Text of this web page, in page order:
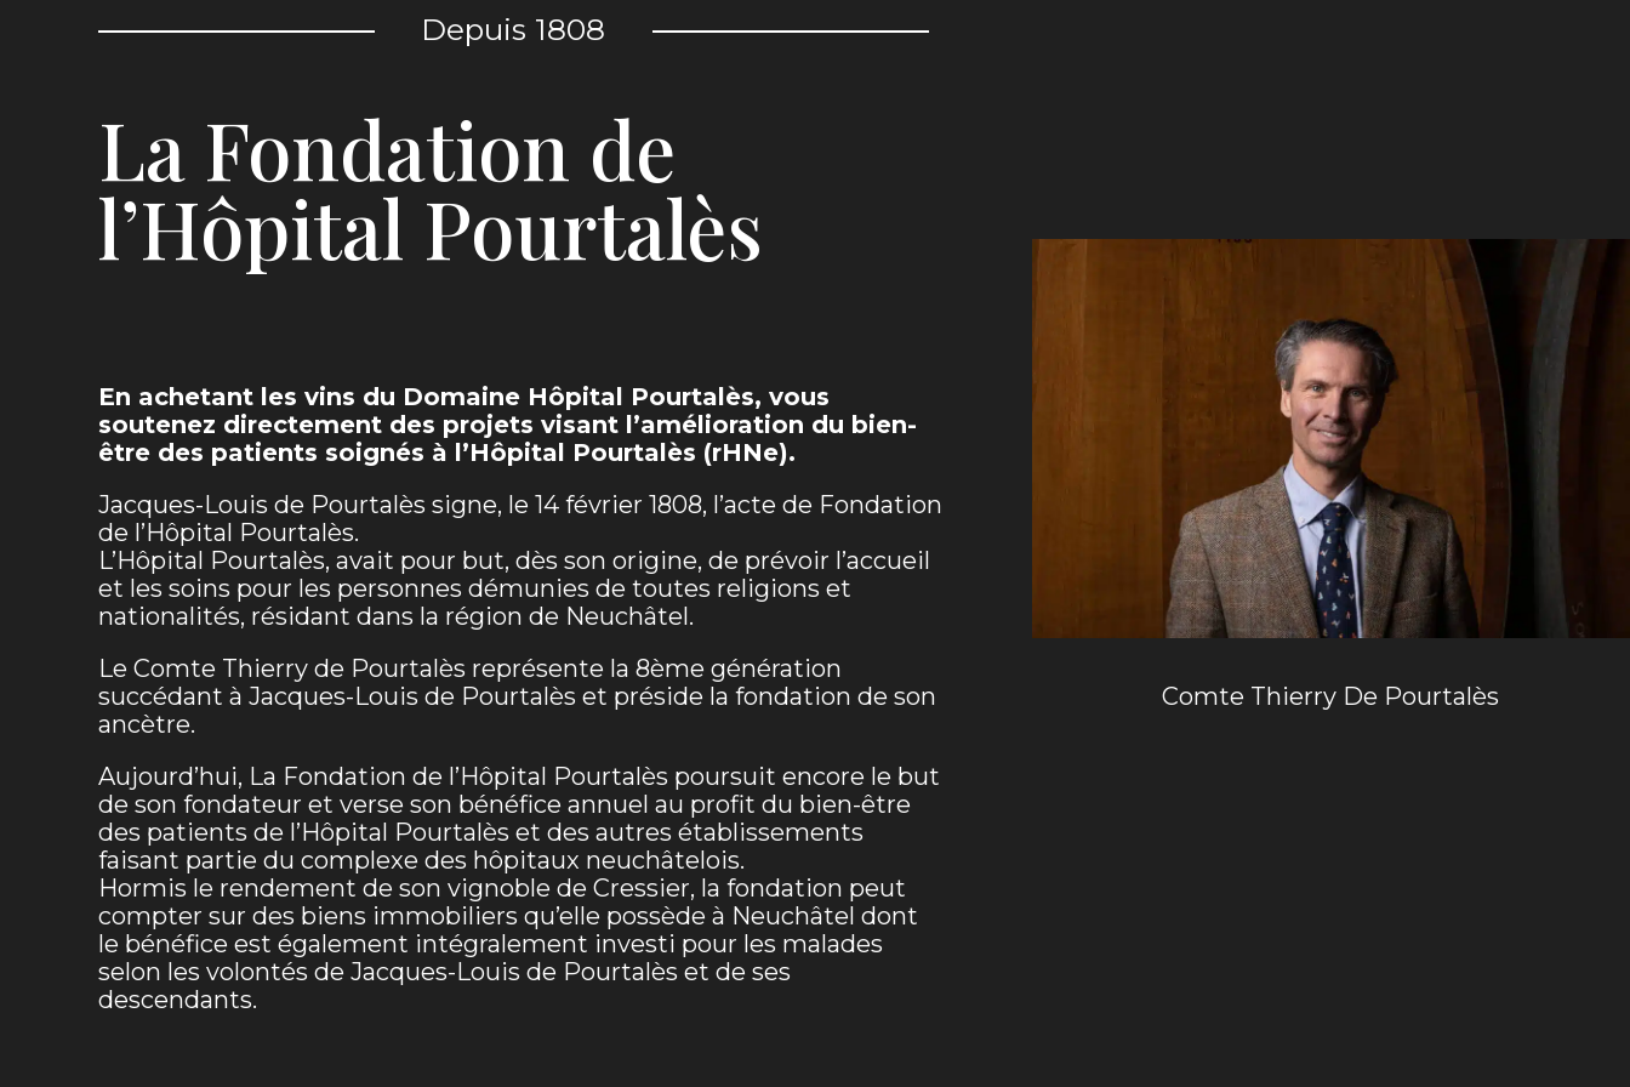
Depuis 1808
La Fondation de
l’Hôpital Pourtalès
En achetant les vins du Domaine Hôpital Pourtalès, vous
soutenez directement des projets visant l’amélioration du bien-
être des patients soignés à l’Hôpital Pourtalès (rHNe).
Jacques-Louis de Pourtalès signe, le 14 février 1808, l’acte de Fondation
de l’Hôpital Pourtalès.
L’Hôpital Pourtalès, avait pour but, dès son origine, de prévoir l’accueil
et les soins pour les personnes démunies de toutes religions et
nationalités, résidant dans la région de Neuchâtel.
Le Comte Thierry de Pourtalès représente la 8ème génération
succédant à Jacques-Louis de Pourtalès et préside la fondation de son
ancètre.
Aujourd’hui, La Fondation de l’Hôpital Pourtalès poursuit encore le but
de son fondateur et verse son bénéfice annuel au profit du bien-être
des patients de l’Hôpital Pourtalès et des autres établissements
faisant partie du complexe des hôpitaux neuchâtelois.
Hormis le rendement de son vignoble de Cressier, la fondation peut
compter sur des biens immobiliers qu’elle possède à Neuchâtel dont
le bénéfice est également intégralement investi pour les malades
selon les volontés de Jacques-Louis de Pourtalès et de ses
descendants.
Comte Thierry De Pourtalès